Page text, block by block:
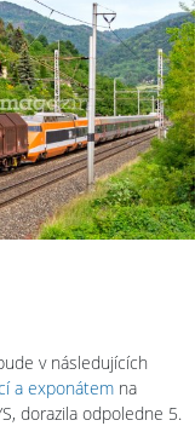
v následujících
a exponátem na
dorazila odpoledne 5.